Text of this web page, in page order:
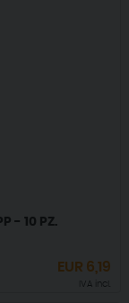
- 10 PZ.
EUR 6,19
IVA incl.